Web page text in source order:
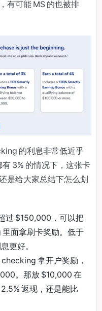
有可能 MS 的也被排
的利息非常低近乎
3% 的情况下，这张卡
是给大家总结下怎么划
过 $150,000，可以把
面拿刷卡奖励。低于
更好。
拿开户奖励，
。那放 $10,000 在
返现，还是能比